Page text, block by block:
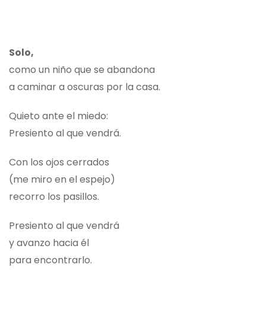
Solo,
como un niño que se abandona
a caminar a oscuras por la casa.
Quieto ante el miedo:
Presiento al que vendrá.
Con los ojos cerrados
(me miro en el espejo)
recorro los pasillos.
Presiento al que vendrá
y avanzo hacia él
para encontrarlo.